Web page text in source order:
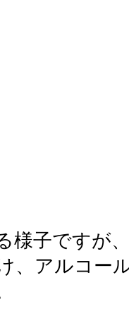
様子ですが
、アルコー